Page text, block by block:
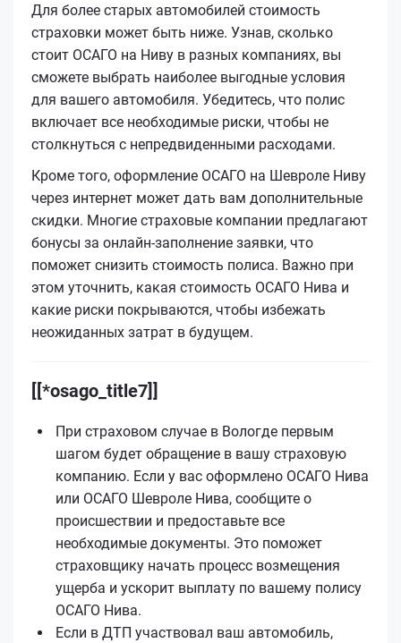
Для более старых автомобилей стоимость
страховки может быть ниже. Узнав, сколько
стоит ОСАГО на Ниву в разных компаниях, вы
сможете выбрать наиболее выгодные условия
для вашего автомобиля. Убедитесь, что полис
включает все необходимые риски, чтобы не
столкнуться с непредвиденными расходами.
Кроме того, оформление ОСАГО на Шевроле Ниву
через интернет может дать вам дополнительные
скидки. Многие страховые компании предлагают
бонусы за онлайн-заполнение заявки, что
поможет снизить стоимость полиса. Важно при
этом уточнить, какая стоимость ОСАГО Нива и
какие риски покрываются, чтобы избежать
неожиданных затрат в будущем.
[[*osago_title7]]
При страховом случае в Вологде первым
шагом будет обращение в вашу страховую
компанию. Если у вас оформлено ОСАГО Нива
или ОСАГО Шевроле Нива, сообщите о
происшествии и предоставьте все
необходимые документы. Это поможет
страховщику начать процесс возмещения
ущерба и ускорит выплату по вашему полису
ОСАГО Нива.
Если в ДТП участвовал ваш автомобиль,